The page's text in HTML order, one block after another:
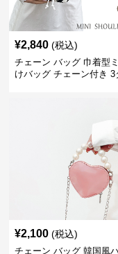
¥2,840 (税込)
チェーン バッグ 巾着型
けバッグ チェーン付き 3
¥2,100 (税込)
チェーン バッグ 韓国風